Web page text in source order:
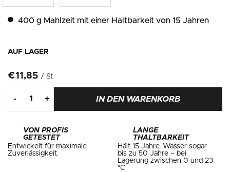
€11,85 / St
AUF LAGER
IN DEN WARENKORB
400 g Mahlzeit mit einer Haltbarkeit von 15 Jahren
VON PROFIS
GETESTET
Entwickelt für maximale
Zuverlässigkeit.
LANGE
THALTBARKEIT
Hält 15 Jahre, Wasser sogar
bis zu 50 Jahre – bei
Lagerung zwischen 0 und 23
°C